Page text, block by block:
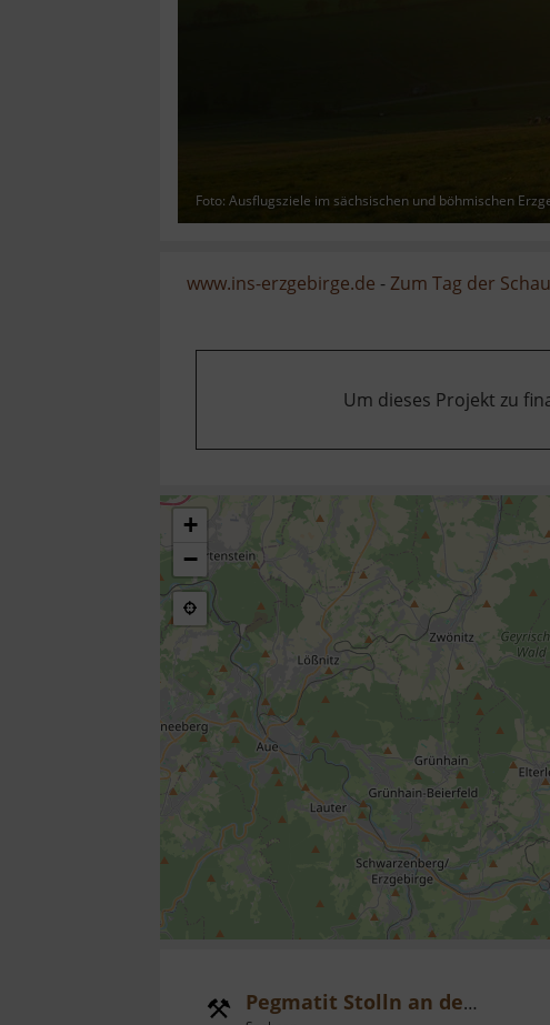
Foto: Ausflugsziele im sächsischen und böhmischen
www.ins-erzgebirge.de -Zum Tag der
Um dieses Projekt zu
+
−
Pegmatit Stolln an der Krumbacher Fähre